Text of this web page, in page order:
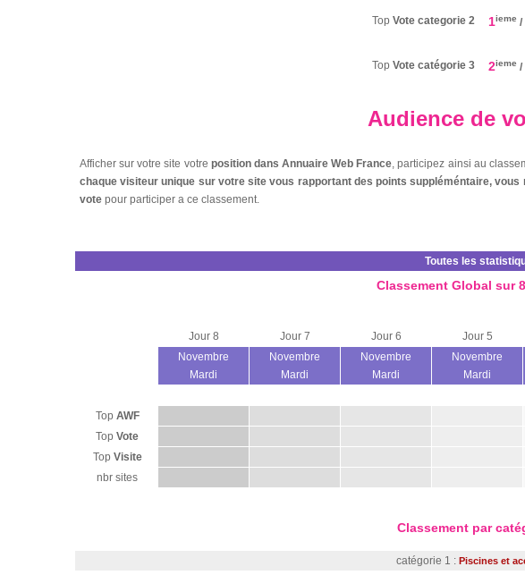
Top Vote categorie 2 1ieme /
Top Vote catégorie 3 2ieme /
Audience de
Afficher sur votre site votre position dans Annuaire Web France, participez ainsi au
chaque visiteur unique sur votre site vous rapportant des points suppléméntaire,
vote pour participer a ce classement.
Toutes les
Classement Global sur
Jour 8 Jour 7 Jour 6 Jour 5
Novembre
Mardi
Novembre
Mardi
Novembre
Mardi
Novembre
Mardi
Top AWF
Top Vote
Top Visite
nbr sites
Classement par
catégorie 1 : Piscines et